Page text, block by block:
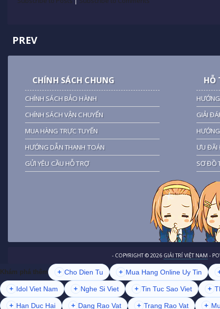
PREV
CHÍNH SÁCH CHUNG
CHÍNH SÁCH BẢO HÀNH
CHÍNH SÁCH VẬN CHUYỂN
MUA HÀNG TRỰC TUYẾN
HƯỚNG DẪN THANH TOÁN
GỬI YÊU CẦU HỖ TRỢ
HỖ
GIẢI
ƯU ĐÃI
SƠ ĐỒ
- COPYRIGHT © 2026 GIẢI TRÍ VIỆT NAM -
Khám phá thêm + Cho Dien Tu + Mua Hang Online Uy Tin
+ Idol Viet Nam + Nghe Si Viet + Tin Tuc Sao Viet +
+ Han Duc Hai + Dang Rao Vat + Trang Rao Vat +